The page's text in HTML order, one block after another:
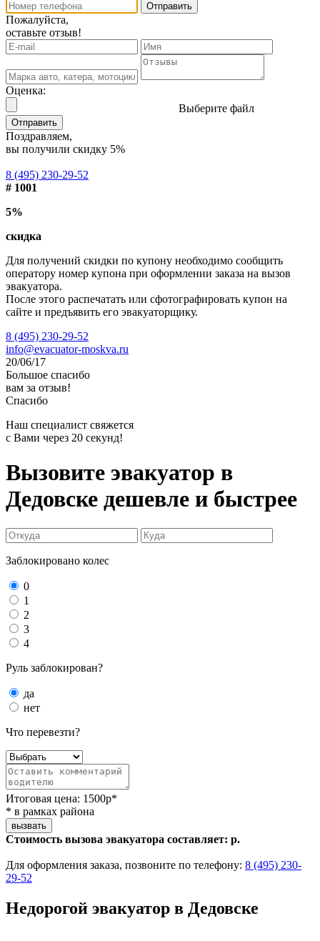
Отправить
Пожалуйста,
оставьте отзыв!
Оценка:
Выберите файл
Отправить
Поздравляем,
вы получили скидку 5%
8 (495) 230-29-52
# 1001
5%
скидка
Для получений скидки по купону необходимо сообщить
оператору номер купона при оформлении заказа на вызов
эвакуатора.
После этого распечатать или сфотографировать купон на
сайте и предъявить его эвакуаторщику.
8 (495) 230-29-52
info@evacuator-moskva.ru
20/06/17
Большое спасибо
вам за отзыв!
Спасибо
Наш специалист свяжется
с Вами через 20 секунд!
Вызовите эвакуатор в
Дедовске дешевле и быстрее
Заблокировано колес
0
1
2
3
4
Руль заблокирован?
да
нет
Что перевезти?
Итоговая цена: 1500р*
* в рамках района
вызвать
Стоимость вызова эвакуатора составляет: р.
Для оформления заказа, позвоните по телефону: 8 (495) 230-
29-52
Недорогой эвакуатор в Дедовске